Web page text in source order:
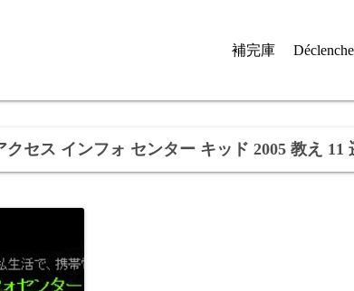
補完庫
セス インフォ センター キッド 2005 教え 11